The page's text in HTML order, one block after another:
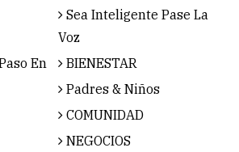
Sea Inteligente Pase La
Voz
En
BIENESTAR
Padres & Niños
COMUNIDAD
NEGOCIOS